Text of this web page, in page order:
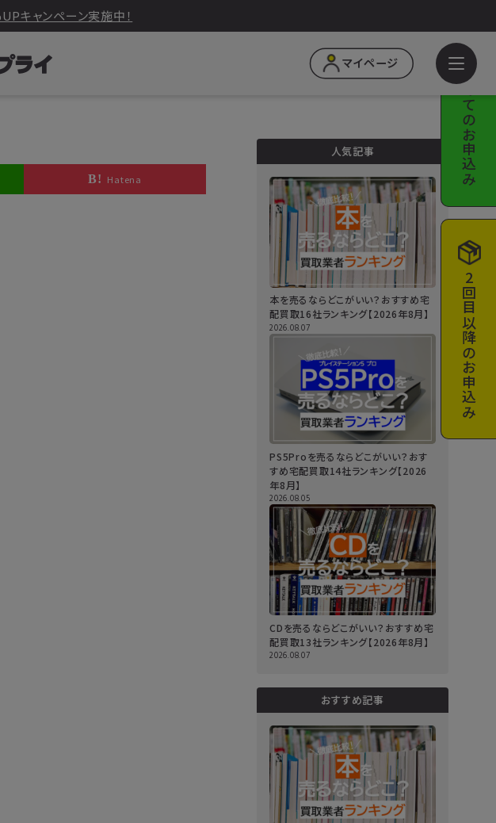
キャンペーン実施中！
マイページ はじめての
お申込み
2回目以降の
お申込み
Hatena
人気記事
本を売るならどこがいい？おすすめ宅
配買取16社ランキング【2026年8月】
2026.08.07
PS5Proを売るならどこがいい？おす
すめ宅配買取14社ランキング【2026
年8月】
2026.08.05
CDを売るならどこがいい？おすすめ宅
配買取13社ランキング【2026年8月】
2026.08.07
おすすめ記事